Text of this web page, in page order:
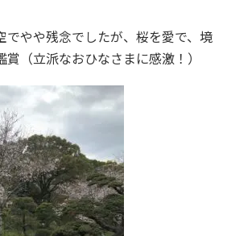
でやや残念でしたが、桜を愛で、境
（立派なおひなさまに感激！）